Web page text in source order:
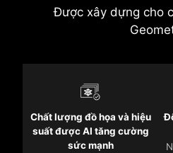
Được xây dựng cho
Chất lượng đồ họa và hiệu
suất được AI tăng cường
sức mạnh